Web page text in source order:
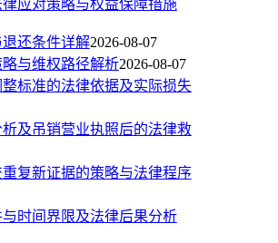
应对策略与权益保障措施
还条件详解2026-08-07
与维权路径解析2026-08-07
标准的法律依据及实际损失
及吊销营业执照后的法律救
复新证据的策略与法律程序
时间界限及法律后果分析